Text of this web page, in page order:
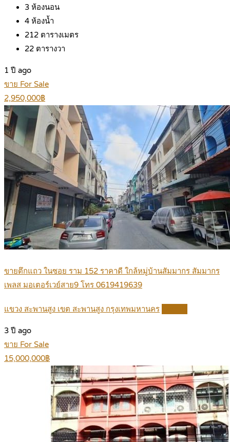
3 ห้องนอน
4 ห้องน้ำ
212 ตารางเมตร
22 ตารางวา
1 ปี ago
ขาย For Sale
2,950,000฿
ขายตึกแถว ในซอย ราม 152 ราคาดี ใกล้หมู่บ้านสัมมากร สัมมากร
เพลส มอเตอร์เวย์สาย9 โทร 0619419639
แขวง สะพานสูง เขต สะพานสูง กรุงเทพมหานคร
3 ปี ago
ขาย For Sale
15,000,000฿